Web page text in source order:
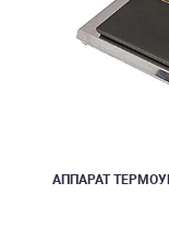
АППАРАТ